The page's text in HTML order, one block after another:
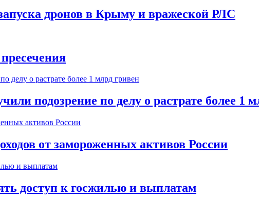
дронов в Крыму и вражеской РЛС
подозрение по делу о растрате более 1
от замороженных активов России
доступ к госжилью и выплатам